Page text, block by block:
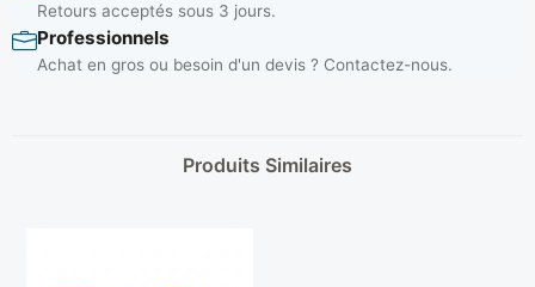
Retours acceptés sous 3 jours.
Professionnels
Achat en gros ou besoin d'un devis ? Contactez-nous.
Produits Similaires